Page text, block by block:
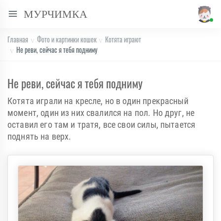
МУРЧИМКА
Главная Фото и картинки кошек
Котята играют
Не реви, сейчас я тебя подниму
Не реви, сейчас я тебя подниму
Котята играли на кресле, но в один прекрасный
момент, один из них свалился на пол. Но друг, не
оставил его там и тратя, все свои силы, пытается
поднять на верх.